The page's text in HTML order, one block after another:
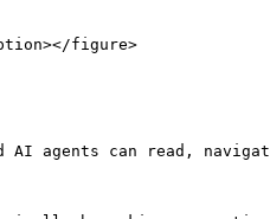
figure>
AI agents can read,